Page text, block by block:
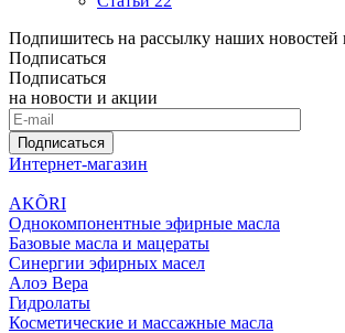
Подпишитесь на рассылку наших новостей
Подписаться
Подписаться
на новости и акции
Подписаться
Интернет-магазин
AKÕRI
Однокомпонентные эфирные масла
Базовые масла и мацераты
Синергии эфирных масел
Алоэ Вера
Гидролаты
Косметические и массажные масла